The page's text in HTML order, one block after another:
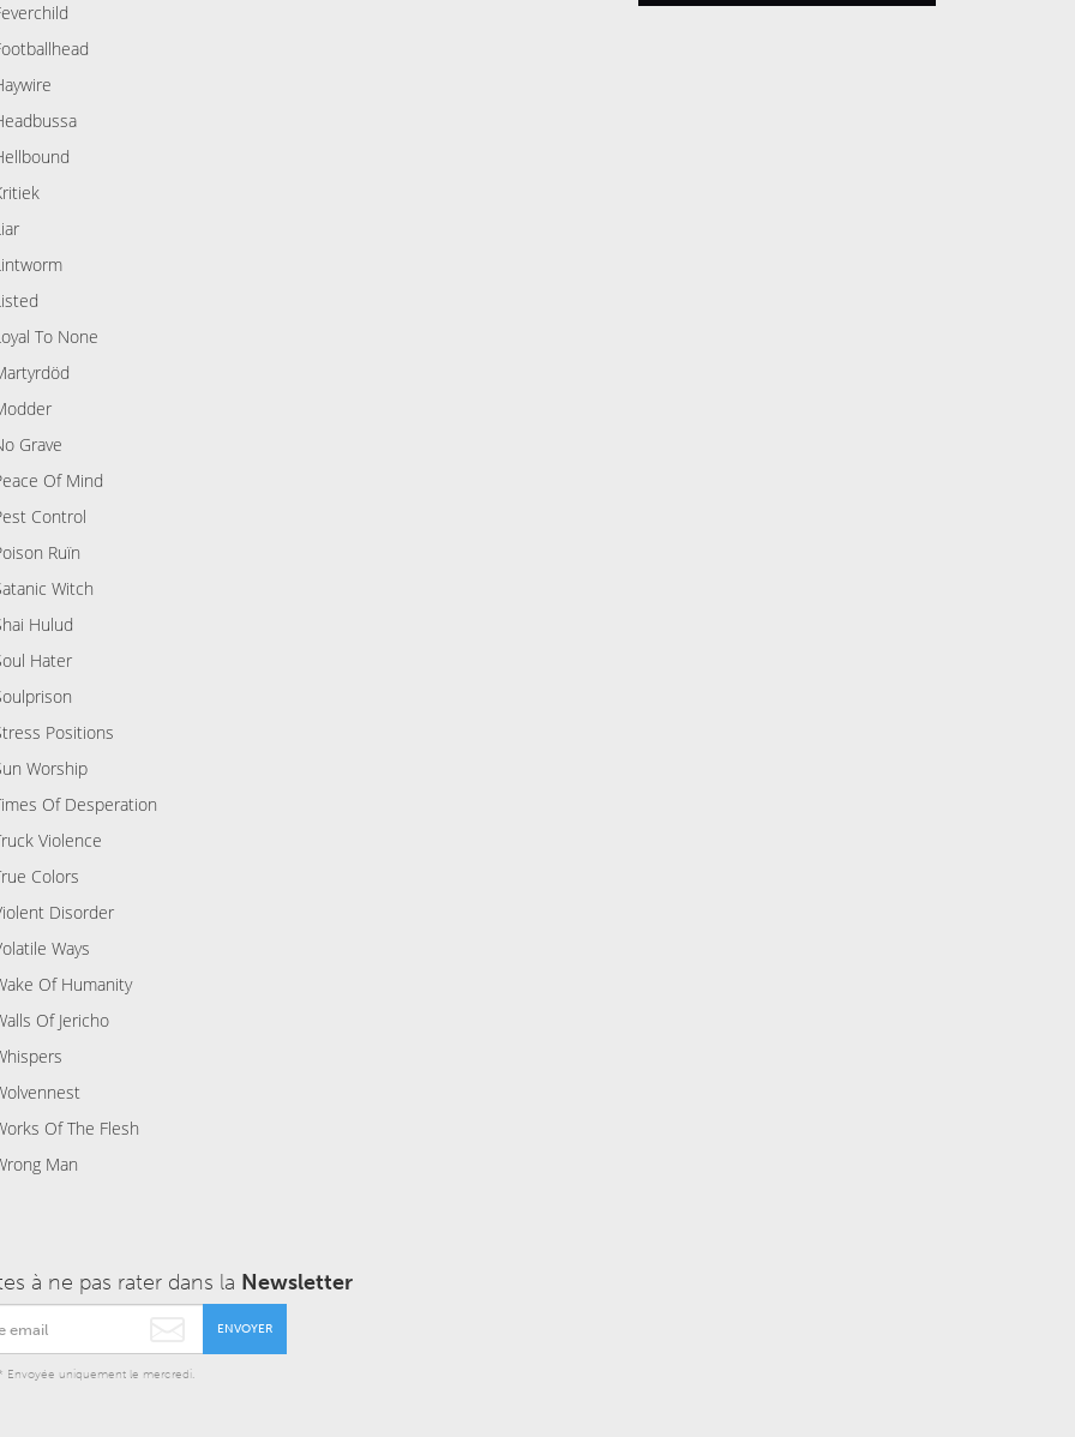
To None
Grave
Of Mind
Control
Ruïn
Witch
Hulud
Hater
Positions
Worship
Of Desperation
Violence
Colors
Disorder
Ways
Of Humanity
Of Jericho
Of The Flesh
Man
à ne pas rater dans la Newsletter
ENVOYER
Envoyée uniquement le mercredi.